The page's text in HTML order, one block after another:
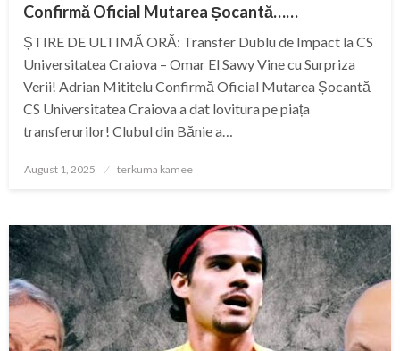
Confirmă Oficial Mutarea Șocantă……
ȘTIRE DE ULTIMĂ ORĂ: Transfer Dublu de Impact la CS
Universitatea Craiova – Omar El Sawy Vine cu Surpriza
Verii! Adrian Mititelu Confirmă Oficial Mutarea Șocantă
CS Universitatea Craiova a dat lovitura pe piața
transferurilor! Clubul din Bănie a…
Posted
August 1, 2025 terkuma kamee